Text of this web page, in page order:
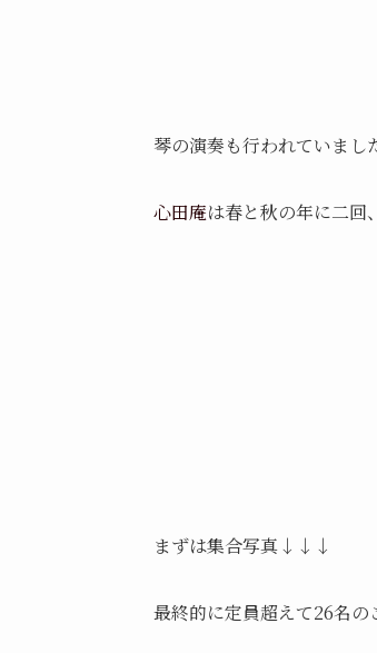
琴の演奏も行われていまし
心田庵は春と秋の年に二回
まずは集合写真↓↓↓
最終的に定員超えて26名の